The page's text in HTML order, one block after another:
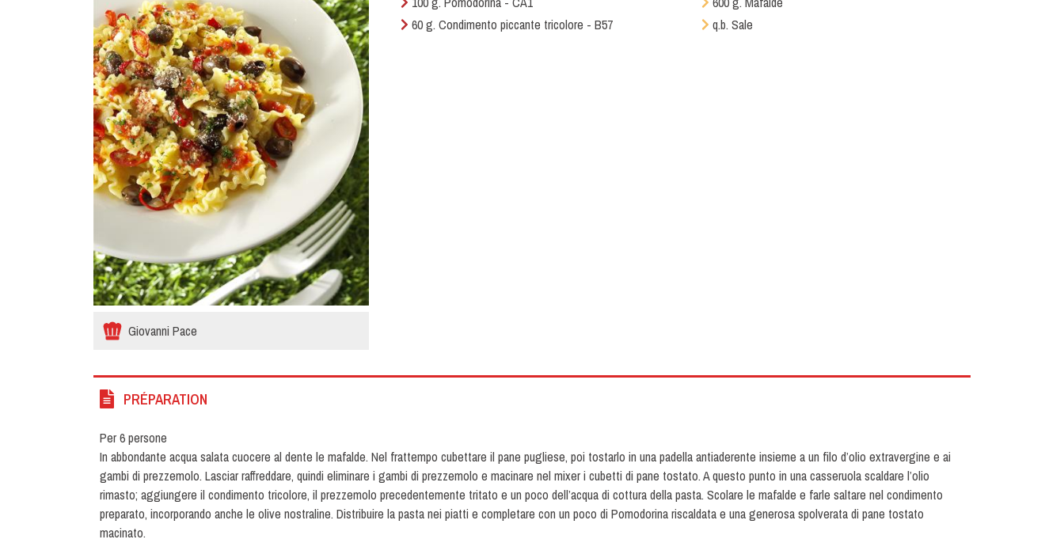
Giovanni Pace
60 g. Condimento piccante tricolore - B57
q.b. Sale
PRÉPARATION
Per 6 persone
In abbondante acqua salata cuocere al dente le mafalde. Nel frattempo cubettare il pane pugliese, poi tostarlo in una padella antiaderente insieme a un filo d’olio extravergine e ai
gambi di prezzemolo. Lasciar raffreddare, quindi eliminare i gambi di prezzemolo e macinare nel mixer i cubetti di pane tostato. A questo punto in una casseruola scaldare l’olio
rimasto; aggiungere il condimento tricolore, il prezzemolo precedentemente tritato e un poco dell’acqua di cottura della pasta. Scolare le mafalde e farle saltare nel condimento
preparato, incorporando anche le olive nostraline. Distribuire la pasta nei piatti e completare con un poco di Pomodorina riscaldata e una generosa spolverata di pane tostato
macinato.